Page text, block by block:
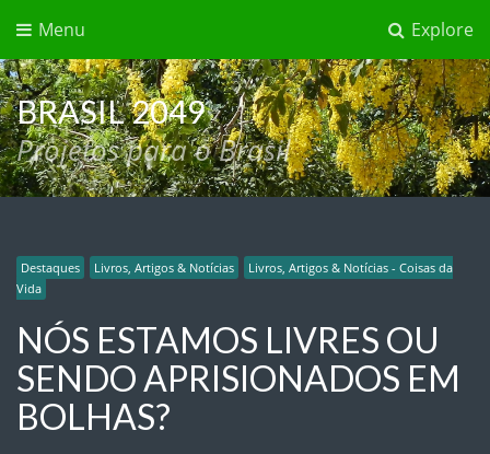
Explore
Menu
BRASIL 2049
Projetos para o Brasil
Destaques Livros, Artigos & Notícias
Livros, Artigos & Notícias - Coisas da
Vida
NÓS ESTAMOS LIVRES OU
SENDO APRISIONADOS EM
BOLHAS?
Destaques Economia
Coisas da Vida Destaques
NO CAMINHO, FUGIR DAS
ARMADILHAS, TAMBÉM.
Destaques Economia
Privatizações, o caminho da amargura